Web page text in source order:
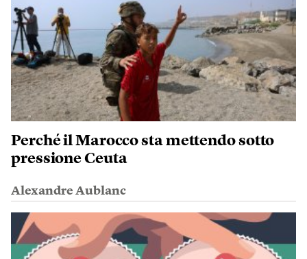
Perché il Marocco sta mettendo sotto
pressione Ceuta
Alexandre Aublanc